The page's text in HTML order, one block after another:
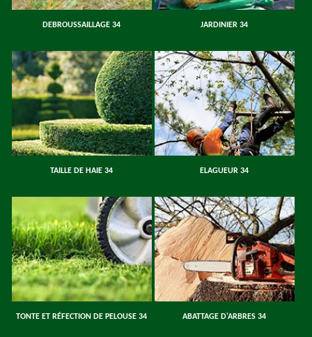
DEBROUSSAILLAGE 34 JARDINIER 34
TAILLE DE HAIE 34 ELAGUEUR 34
TONTE ET RÉFECTION DE PELOUSE 34 ABATTAGE D'ARBRES 34